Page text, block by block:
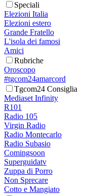
Speciali
Elezioni Italia
Elezioni estero
Grande Fratello
L'isola dei famosi
Amici
Rubriche
Oroscopo
#tgcom24amarcord
Tgcom24 Consiglia
Mediaset Infinity
R101
Radio 105
Virgin Radio
Radio Montecarlo
Radio Subasio
Comingsoon
Superguidatv
Zuppa di Porro
Non Sprecare
Cotto e Mangiato